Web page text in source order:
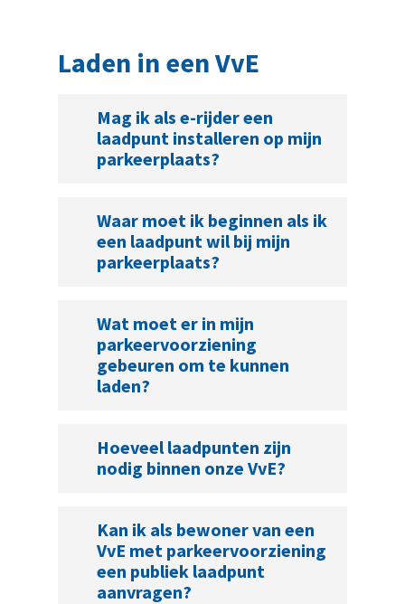
Laden in een VvE
Mag ik als e-rijder een
laadpunt installeren op mijn
parkeerplaats?
Waar moet ik beginnen als ik
een laadpunt wil bij mijn
parkeerplaats?
Wat moet er in mijn
parkeervoorziening
gebeuren om te kunnen
laden?
Hoeveel laadpunten zijn
nodig binnen onze VvE?
Kan ik als bewoner van een
VvE met parkeervoorziening
een publiek laadpunt
aanvragen?